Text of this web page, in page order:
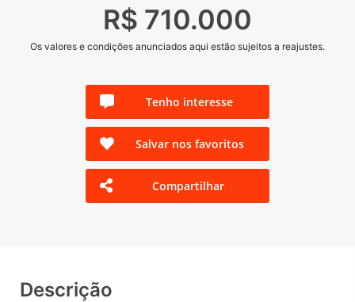
R$ 710.000
Os valores e condições anunciados aqui estão sujeitos a reajustes.
Tenho interesse
Salvar nos favoritos
Compartilhar
Descrição